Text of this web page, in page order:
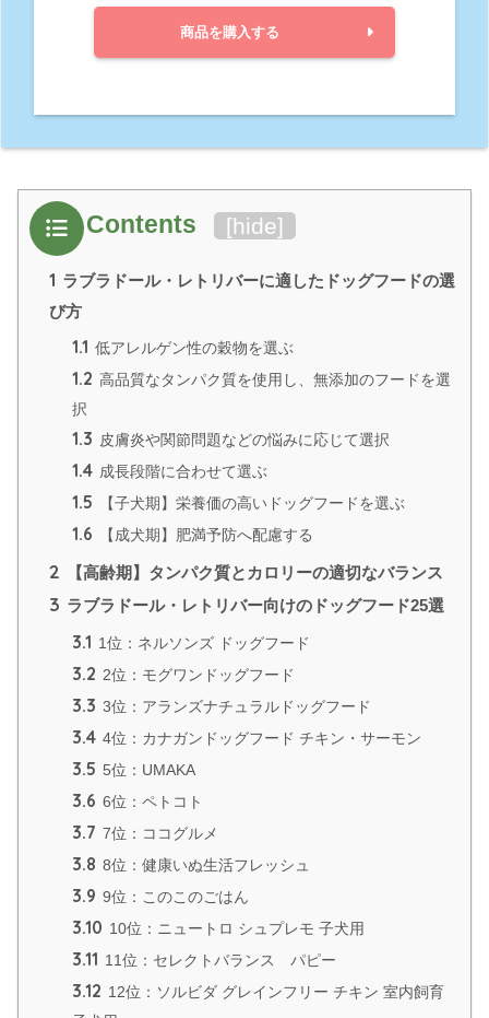
商品を購入する
Contents [hide]
1 ラブラドール・レトリバーに適したドッグフードの選
び方
1.1 低アレルゲン性の穀物を選ぶ
1.2 高品質なタンパク質を使用し、無添加のフードを選
択
1.3 皮膚炎や関節問題などの悩みに応じて選択
1.4 成長段階に合わせて選ぶ
1.5 【子犬期】栄養価の高いドッグフードを選ぶ
1.6 【成犬期】肥満予防へ配慮する
2 【高齢期】タンパク質とカロリーの適切なバランス
3 ラブラドール・レトリバー向けのドッグフード25選
3.1 1位：ネルソンズ ドッグフード
3.2 2位：モグワンドッグフード
3.3 3位：アランズナチュラルドッグフード
3.4 4位：カナガンドッグフード チキン・サーモン
3.5 5位：UMAKA
3.6 6位：ペトコト
3.7 7位：ココグルメ
3.8 8位：健康いぬ生活フレッシュ
3.9 9位：このこのごはん
3.10 10位：ニュートロ シュプレモ 子犬用
3.11 11位：セレクトバランス パピー
3.12 12位：ソルビダ グレインフリー チキン 室内飼育